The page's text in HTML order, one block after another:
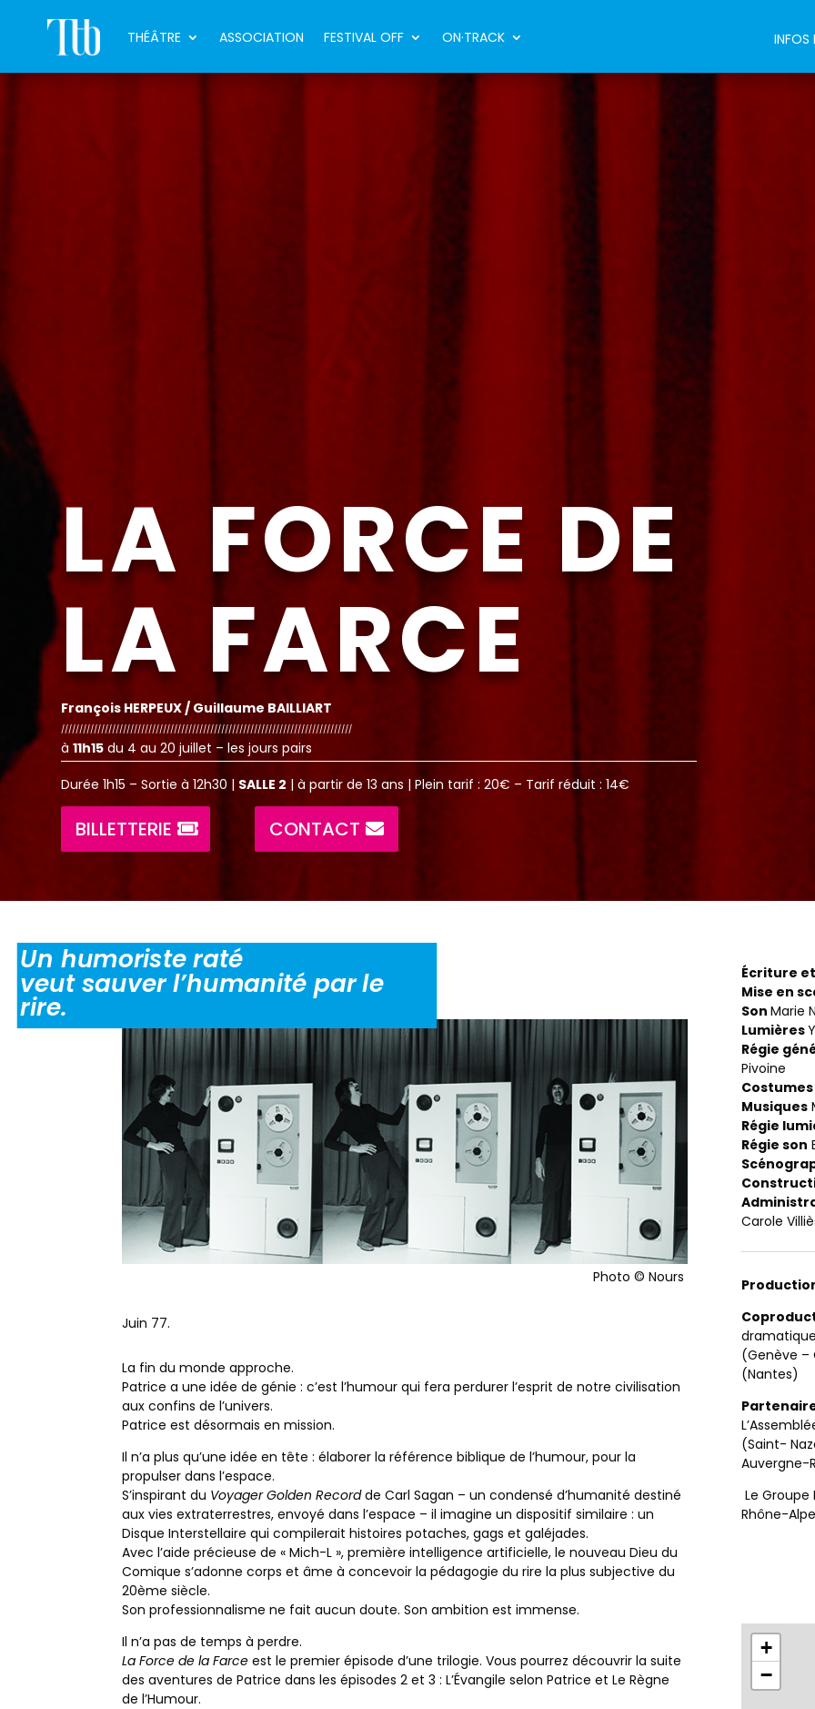
THÉÂTRE ASSOCIATION FESTIVAL OFF ON·TRACK INFOS
LA FORCE DE
LA FARCE
François HERPEUX / Guillaume BAILLIART
////////////////////////////////////////////////////////////////////////////////
à11h15 du 4 au 20 juillet – les jours pairs
Durée1h15 – Sortie à 12h30 | SALLE 2 | à partir de 13 ans | Plein tarif : 20€ – Tarif réduit : 14€
BILLETTERIE CONTACT
Un humoriste raté
veut sauver l’humanité par le
rire.
Photo © Nours
Juin 77.
La fin du monde approche.
Patrice a une idée de génie : c’est l’humour qui fera perdurer l’esprit de notre civilisation
aux confins de l’univers.
Patrice est désormais en mission.
Il n’a plus qu’une idée en tête : élaborer la référence biblique de l’humour, pour la
propulser dans l’espace.
S’inspirant du Voyager Golden Recordde Carl Sagan – un condensé d’humanité destiné
aux vies extraterrestres, envoyé dans l’espace – il imagine un dispositif similaire : un
Disque Interstellaire qui compilerait histoires potaches, gags et galéjades.
Avec l’aide précieuse de « Mich-L », première intelligence artificielle, le nouveau Dieu du
Comique s’adonne corps et âme à concevoir la pédagogie du rire la plus subjective du
20ème siècle.
Son professionnalisme ne fait aucun doute. Son ambition est immense.
Il n’a pas de temps à perdre.
La Force de la Farce est le premier épisode d’une trilogie. Vous pourrez découvrir la suite
des aventures de Patrice dans les épisodes 2 et 3 : L’Évangile selon Patrice et Le Règne
de l’Humour.
Écriture
Mise en
Son Marie
Lumières
Régie
Costumes
Musiques
Régie
Régie son
Carole
(Genève –
(Nantes)
(Saint-
Auvergne-
Le
Rhône-
+
−